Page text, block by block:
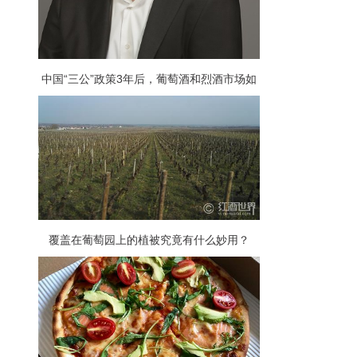
中国“三公”政策3年后，葡萄酒和烈酒市场如
何了？
覆盖在葡萄园上的植被究竟有什么妙用？